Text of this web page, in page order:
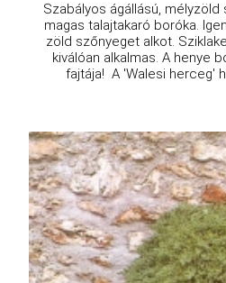
Szabályos ágállású, mélyzöld
magas talajtakaró boróka.
zöld szőnyeget alkot.
kiválóan alkalmas. A henye
fajtája! A 'Walesi herceg'